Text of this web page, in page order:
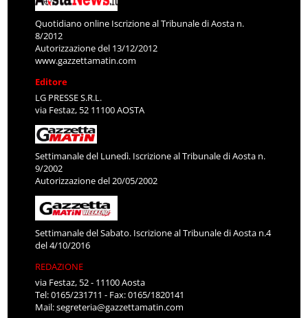
Quotidiano online Iscrizione al Tribunale di Aosta n.
8/2012
Autorizzazione del 13/12/2012
www.gazzettamatin.com
Editore
LG PRESSE S.R.L.
via Festaz, 52 11100 AOSTA
Settimanale del Lunedì. Iscrizione al Tribunale di Aosta n.
9/2002
Autorizzazione del 20/05/2002
Settimanale del Sabato. Iscrizione al Tribunale di Aosta n.4
del 4/10/2016
REDAZIONE
via Festaz, 52 - 11100 Aosta
Tel: 0165/231711 - Fax: 0165/1820141
Mail:segreteria@gazzettamatin.com